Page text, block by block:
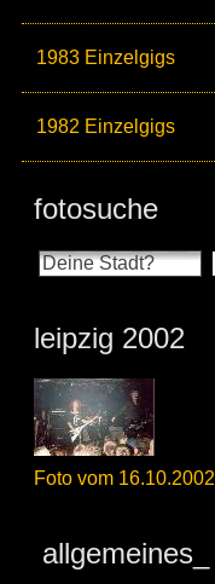
1983 Einzelgigs
1982 Einzelgigs
fotosuche
leipzig 2002
Foto vom 16.10.2002
allgemeines_